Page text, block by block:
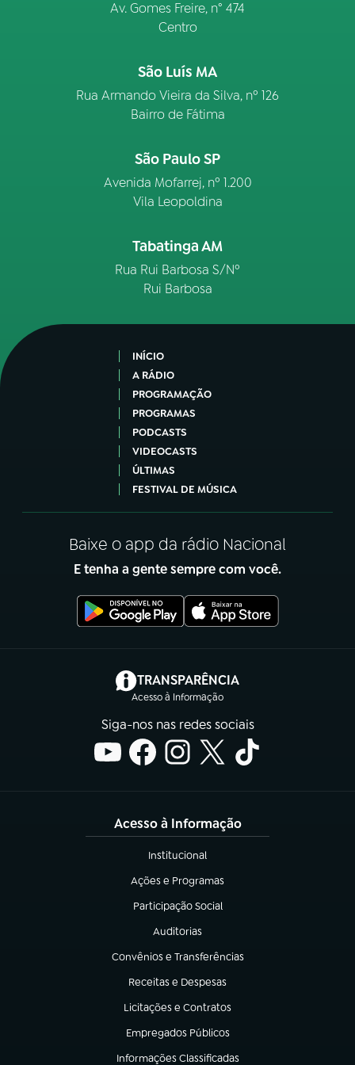
Av. Gomes Freire, n° 474
Centro
São Luís MA
Rua Armando Vieira da Silva, nº 126
Bairro de Fátima
São Paulo SP
Avenida Mofarrej, nº 1.200
Vila Leopoldina
Tabatinga AM
Rua Rui Barbosa S/Nº
Rui Barbosa
INÍCIO
A RÁDIO
PROGRAMAÇÃO
PROGRAMAS
PODCASTS
VIDEOCASTS
ÚLTIMAS
FESTIVAL DE MÚSICA
Baixe o app da rádio Nacional
E tenha a gente sempre com você.
TRANSPARÊNCIA
Acesso à Informação
(abre em nova aba)
Siga-nos nas redes sociais
Acesso à Informação
Institucional
(abre em nova aba)
Ações e Programas
(abre em nova aba)
Participação Social
(abre em nova aba)
Auditorias
(abre em nova aba)
Convênios e Transferências
(abre em nova aba)
Receitas e Despesas
(abre em nova aba)
Licitações e Contratos
(abre em nova aba)
Empregados Públicos
(abre em nova aba)
Informações Classificadas